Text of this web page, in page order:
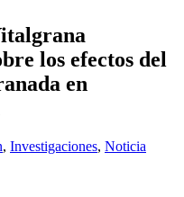
los efectos del
en
, Investigaciones, Noticia